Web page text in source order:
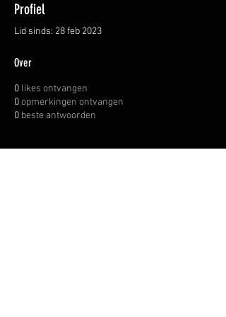
Profiel
Lid sinds: 28 feb 2023
Over
0 likes ontvangen
0opmerkingen ontvangen
0 beste antwoorden